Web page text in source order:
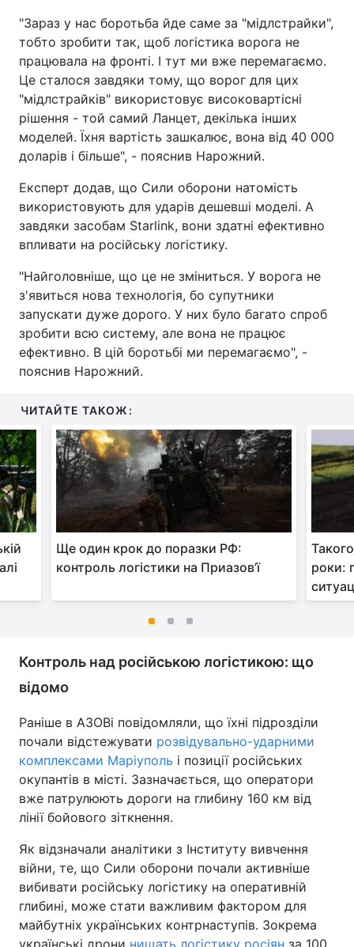
"Зараз у нас боротьба йде саме за "мідлстрайки",
тобто зробити так, щоб логістика ворога не
працювала на фронті. І тут ми вже перемагаємо.
Це сталося завдяки тому, що ворог для цих
"мідлстрайків" використовує високовартісні
рішення - той самий Ланцет, декілька інших
моделей. Їхня вартість зашкалює, вона від 40 000
доларів і більше", - пояснив Нарожний.
Експерт додав, що Сили оборони натомість
використовують для ударів дешевші моделі. А
завдяки засобам Starlink, вони здатні ефективно
впливати на російську логістику.
"Найголовніше, що це не зміниться. У ворога не
з'явиться нова технологія, бо супутники
запускати дуже дорого. У них було багато спроб
зробити всю систему, але вона не працює
ефективно. В цій боротьбі ми перемагаємо", -
пояснив Нарожний.
ЧИТАЙТЕ ТАКОЖ:
Ще один крок до поразки РФ:
контроль логістики на Приазов’ї
роки:
Контроль над російською логістикою: що
відомо
Раніше в АЗОВі повідомляли, що їхні підрозділи
почали відстежувати розвідувально-ударними
комплексами Маріуполь і позиції російських
окупантів в місті. Зазначається, що оператори
вже патрулюють дороги на глибину 160 км від
лінії бойового зіткнення.
Як відзначали аналітики з Інституту вивчення
війни, те, що Сили оборони почали активніше
вибивати російську логістику на оперативній
глибині, може стати важливим фактором для
майбутніх українських контрнаступів. Зокрема
українські дрони нищать логістику росіян за 100